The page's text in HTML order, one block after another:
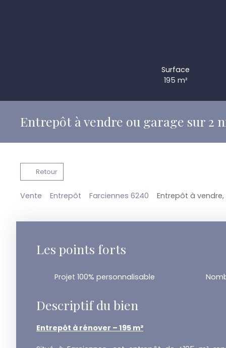
Surface
195 m²
Entrepôt à vendre ou garage sur 2
Retour
Vente Entrepôt Farciennes 6240 Entrepôt à vendre,
Les points forts
Projet 100% personnalisable
Descriptif du bien
Entrepôt à rénover – 195 m²